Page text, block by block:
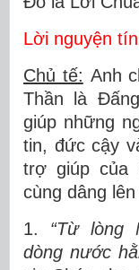
Lời nguyện
Chủ tế: Anh
Thần là
giúp những
tin, đức cậy
trợ giúp của
cùng dâng
1. “Từ lòng
dòng nước